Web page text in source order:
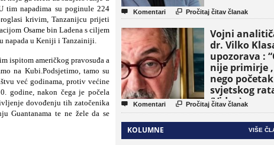
tim napadima su poginule 224
krivim, Tanzanijcu prijeti
Osame bin Ladena s ciljem
napada u Keniji i Tanzainiji.
ispitom američkog pravosuđa a
na Kubi.Podsjetimo, tamo su
već godinama, protiv većine
godine, nakon čega je počela
dovođenju tih zatočenika
Guantanama te ne žele da se
 Komentari  Pročitaj čitav članak
Vojni
dr. Vilko
upozorava :
nije primirje ,
nego početak
svjetskog
(Video)
 Komentari  Pročitaj čitav članak
KOLUMNE VIŠE